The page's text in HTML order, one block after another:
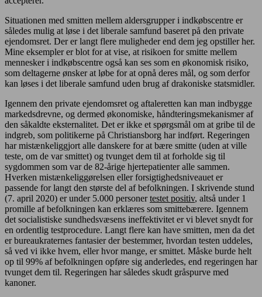
Situationen med smitten mellem aldersgrupper i indkøbscentre er
således mulig at løse i det liberale samfund baseret på den private
ejendomsret. Der er langt flere muligheder end dem jeg opstiller her.
Mine eksempler er blot for at vise, at risikoen for smitte mellem
mennesker i indkøbscentre også kan ses som en økonomisk risiko,
som deltagerne ønsker at løbe for at opnå deres mål, og som derfor
kan løses i det liberale samfund uden brug af drakoniske statsmidler.
Igennem den private ejendomsret og aftaleretten kan man indbygge
markedsdrevne, og dermed økonomiske, håndteringsmekanismer af
den såkaldte eksternalitet. Det er ikke et spørgsmål om at gribe til de
indgreb, som politikerne på Christiansborg har indført. Regeringen
har mistænkeliggjort alle danskere for at bære smitte (uden at ville
teste, om de var smittet) og tvunget dem til at forholde sig til
sygdommen som var de 82-årige hjertepatienter alle sammen.
Hverken mistænkeliggørelsen eller forsigtighedsniveauet er
passende for langt den største del af befolkningen. I skrivende stund
(7. april 2020) er under 5.000 personertestet positiv, altså under 1
promille af befolkningen kan erklæres som smittebærere. Igennem
det socialistiske sundhedsvæsens ineffektivitet er vi blevet snydt for
en ordentlig testprocedure. Langt flere kan have smitten, men da det
er bureaukraternes fantasier der bestemmer, hvordan testen uddeles,
så ved vi ikke hvem, eller hvor mange, er smittet. Måske burde helt
op til 99% af befolkningen opføre sig anderledes, end regeringen har
tvunget dem til. Regeringen har således skudt gråspurve med
kanoner.